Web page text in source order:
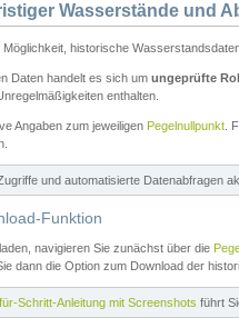
Wasserstände und
Möglichkeit, historische
Daten handelt es sich um ungeprüfte
enthalten.
Angaben zum jeweiligen Pegelnullpunkt .
und automatisierte Datenabfragen
Funktion
navigieren Sie zunächst über die
dann die Option zum Download der
Schritt-Anleitung mit Screenshots führt